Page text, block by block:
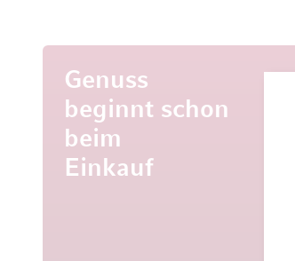
Genuss
beginnt schon
beim
Einkauf